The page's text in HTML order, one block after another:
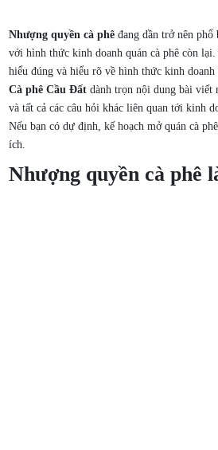
Nhượng quyền cà phêđang dần trở nên phổ
với hình thức kinh doanh quán cà phê còn
hiểu đúng và hiểu rõ về hình thức kinh doanh
Cà phê Cầu Đấtdành trọn nội dung bài viết
và tất cả các câu hỏi khác liên quan tới kinh
Nếu bạn có dự định, kế hoạch mở quán cà
ích.
Nhượng quyền cà phê